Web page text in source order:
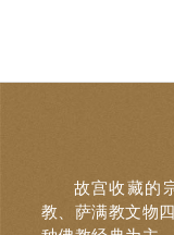
故宫收藏的
教、萨满教文物